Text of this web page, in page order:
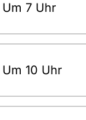
Um 7 Uhr
Um 10 Uhr